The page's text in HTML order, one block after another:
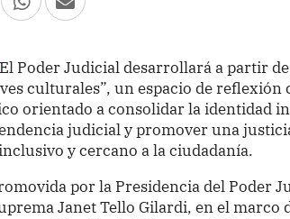
El Poder Judicial desarrollará a partir
culturales”, un espacio de
orientado a consolidar la identidad
judicial y promover una
y cercano a la ciudadanía.
por la Presidencia del Poder
Janet Tello Gilardi, en el marco